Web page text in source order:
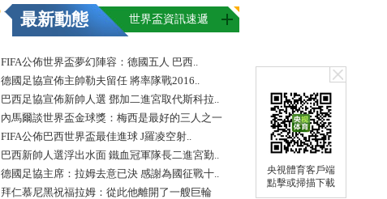
央視體育客戶端
點擊或掃描下載
最新動態 世界盃資訊速遞
FIFA公佈世界盃夢幻陣容：德國五人 巴西..
德國足協宣佈主帥勒夫留任 將率隊戰2016..
巴西足協宣佈新帥人選 鄧加二進宮取代斯科拉..
內馬爾談世界盃金球獎：梅西是最好的三人之一
FIFA公佈巴西世界盃最佳進球 J羅凌空射..
巴西新帥人選浮出水面 鐵血冠軍隊長二進宮勤..
德國足協主席：拉姆去意已決 感謝為國征戰十..
拜仁慕尼黑祝福拉姆：從此他離開了一艘巨輪